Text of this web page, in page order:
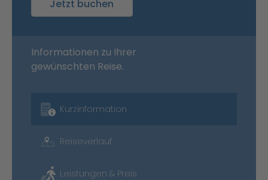
Jetzt buchen
Informationen zu Ihrer
gewünschten Reise.
Kurzinformation
Reiseverlauf
Leistungen & Preis